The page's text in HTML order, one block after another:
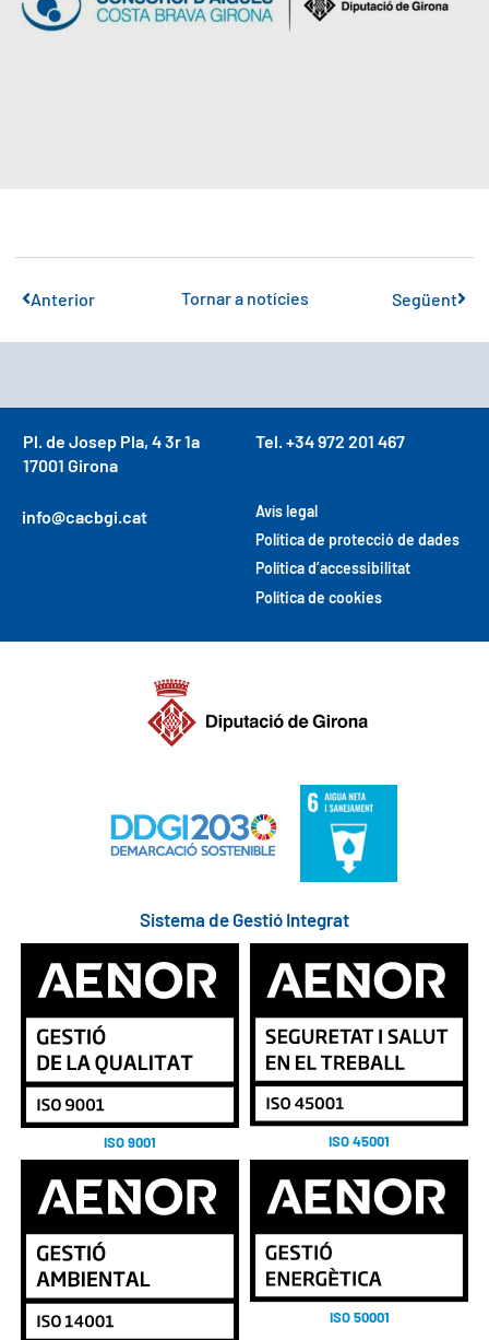
Tornar a notícies
Anterior Següent
Pl. de Josep Pla, 4 3r 1a
17001 Girona
Tel. +34 972 201 467
info@cacbgi.cat
Avís legal
Política de protecció de dades
Política d’accessibilitat
Política de cookies
Sistema de Gestió Integrat
ISO 9001 ISO 45001
ISO 50001